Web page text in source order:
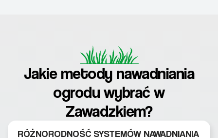
Jakie metody nawadniania
ogrodu wybrać w
Zawadzkiem?
RÓŻNORODNOŚĆ SYSTEMÓW NAWADNIANIA